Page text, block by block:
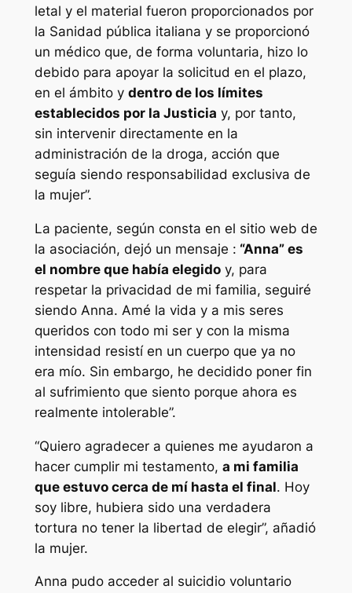
letal y el material fueron proporcionados por
la Sanidad pública italiana y se proporcionó
un médico que, de forma voluntaria, hizo lo
debido para apoyar la solicitud en el plazo,
en el ámbito y dentro de los límites
establecidos por la Justicia y, por tanto,
sin intervenir directamente en la
administración de la droga, acción que
seguía siendo responsabilidad exclusiva de
la mujer”.
La paciente, según consta en el sitio web de
la asociación, dejó un mensaje : “Anna” es
el nombre que había elegidoy, para
respetar la privacidad de mi familia, seguiré
siendo Anna. Amé la vida y a mis seres
queridos con todo mi ser y con la misma
intensidad resistí en un cuerpo que ya no
era mío. Sin embargo, he decidido poner fin
al sufrimiento que siento porque ahora es
realmente intolerable”.
“Quiero agradecer a quienes me ayudaron a
hacer cumplir mi testamento, a mi familia
que estuvo cerca de mí hasta el final. Hoy
soy libre, hubiera sido una verdadera
tortura no tener la libertad de elegir”, añadió
la mujer.
Anna pudo acceder al suicidio voluntario